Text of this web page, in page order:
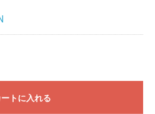
ートに入れる